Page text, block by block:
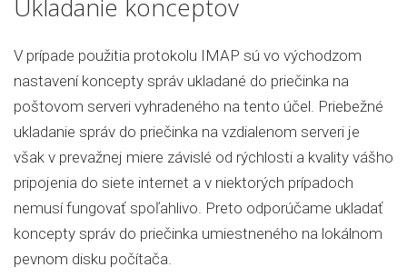
Ukladanie konceptov
V prípade použitia protokolu IMAP sú vo východzom
nastavení koncepty správ ukladané do priečinka na
poštovom serveri vyhradeného na tento účel. Priebežné
ukladanie správ do priečinka na vzdialenom serveri je
však v prevažnej miere závislé od rýchlosti a kvality vášho
pripojenia do siete internet a v niektorých prípadoch
nemusí fungovať spoľahlivo. Preto odporúčame ukladať
koncepty správ do priečinka umiestneného na lokálnom
pevnom disku počítača.